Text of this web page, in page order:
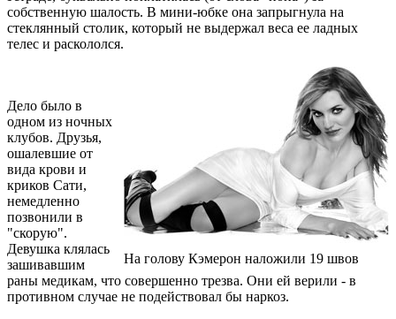
собственную шалость. В мини-юбке она запрыгнула на
стеклянный столик, который не выдержал веса ее ладных
телес и раскололся.
На голову Кэмерон наложили 19 швов
Дело было в
одном из ночных
клубов. Друзья,
ошалевшие от
вида крови и
криков Сати,
немедленно
позвонили в
"cкорую".
Девушка клялась
зашивавшим
раны медикам, что совершенно трезва. Они ей верили - в
противном случае не подействовал бы наркоз.